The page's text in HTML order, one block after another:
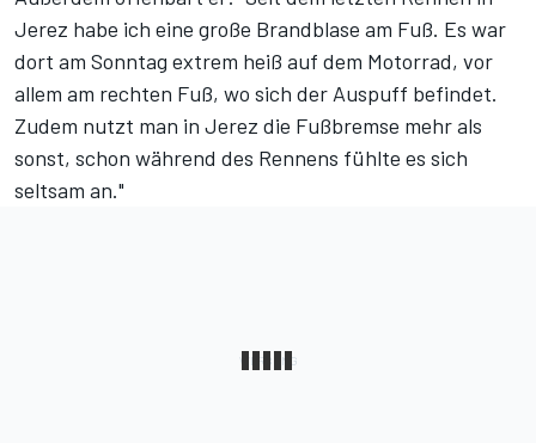
Jerez habe ich eine große Brandblase am Fuß. Es war
dort am Sonntag extrem heiß auf dem Motorrad, vor
allem am rechten Fuß, wo sich der Auspuff befindet.
Zudem nutzt man in Jerez die Fußbremse mehr als
sonst, schon während des Rennens fühlte es sich
seltsam an."